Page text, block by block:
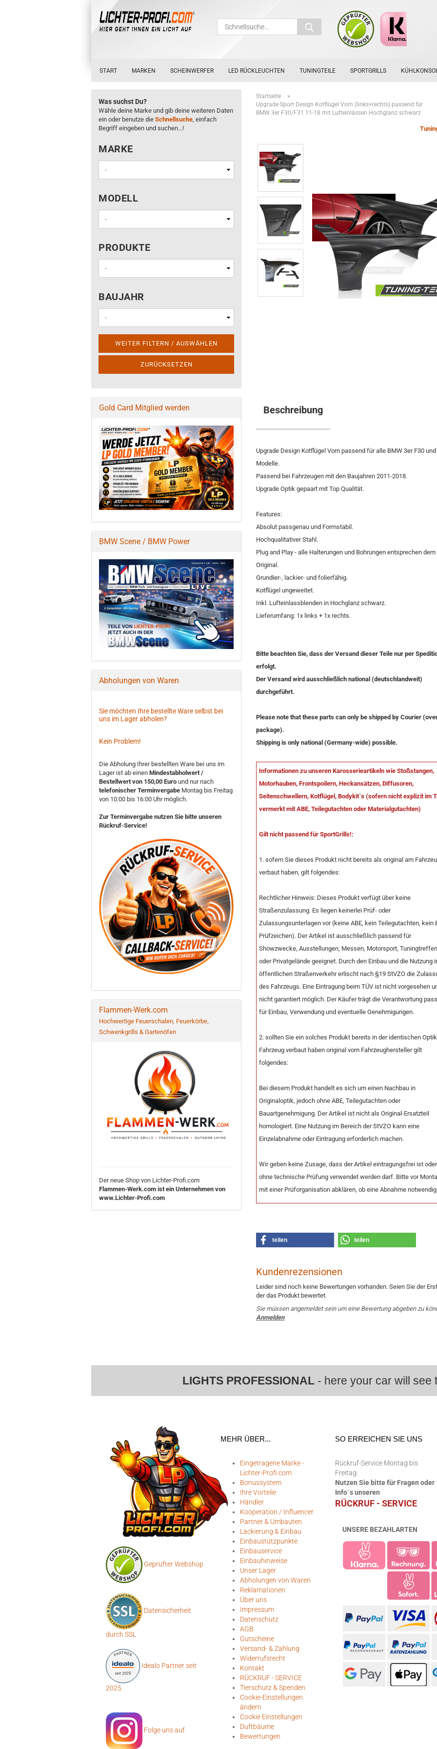
Schnellsuche...
START MARKEN SCHEINWERFER LED RÜCKLEUCHTEN TUNINGTEILE SPORTGRILLS
Startseite »
Upgrade Sport Design Kotflügel Vorn (links+rechts) passend für
BMW 3er F30/F31 11-18 mit Lufteinlässen Hochglanz schwarz
Beschreibung
Upgrade Design Kotflügel Vorn passend für alle BMW 3er F30 und
Modelle.
Passend bei Fahrzeugen mit den Baujahren 2011-2018.
Upgrade Optik gepaart mit Top Qualität.
Features:
Absolut passgenau und Formstabil.
Hochqualitativer Stahl.
Plug and Play - alle Halterungen und Bohrungen entsprechen dem
Original.
Grundier-, lackier- und folierfähig.
Kotflügel ungeweitet.
Inkl. Lufteinlassblenden in Hochglanz schwarz.
Lieferumfang: 1x links + 1x rechts.
Bitte beachten Sie, dass der Versand dieser Teile nur per
erfolgt.
Der Versand wird ausschließlich national (deutschlandweit)
durchgeführt.
Please note that these parts can only be shipped by Courier
package).
Shipping is only national (Germany-wide) possible.
Informationen zu unseren Karosserieartikeln wie Stoßstangen,
Motorhauben, Frontspoilern, Heckansätzen, Diffusoren,
Seitenschwellern, Kotflügel, Bodykit`s (sofern nicht explizit im
vermerkt mit ABE, Teilegutachten oder Materialgutachten)
Gilt nicht passend für SportGrills!:
1. sofern Sie dieses Produkt nicht bereits als original am
verbaut haben, gilt folgendes:
Rechtlicher Hinweis: Dieses Produkt verfügt über keine
Straßenzulassung. Es liegen keinerlei Prüf- oder
Zulassungsunterlagen vor (keine ABE, kein Teilegutachten, kein
Prüfzeichen). Der Artikel ist ausschließlich passend für
Showzwecke, Ausstellungen, Messen, Motorsport, Tuningtreffen
oder Privatgelände geeignet. Durch den Einbau und die Nutzung
öffentlichen Straßenverkehr erlischt nach §19 StVZO die
des Fahrzeugs. Eine Eintragung beim TÜV ist nicht vorgesehen
nicht garantiert möglich. Der Käufer trägt die Verantwortung
für Einbau, Verwendung und eventuelle Genehmigungen.
2. sollten Sie ein solches Produkt bereits in der identischen
Fahrzeug verbaut haben original vom Fahrzeughersteller gilt
folgendes:
Bei diesem Produkt handelt es sich um einen Nachbau in
Originaloptik, jedoch ohne ABE, Teilegutachten oder
Bauartgenehmigung. Der Artikel ist nicht als Original-Ersatzteil
homologiert. Eine Nutzung im Bereich der StVZO kann eine
Einzelabnahme oder Eintragung erforderlich machen.
Wir geben keine Zusage, dass der Artikel eintragungsfrei ist oder
ohne technische Prüfung verwendet werden darf. Bitte vor
mit einer Prüforganisation abklären, ob eine Abnahme
teilen teilen
Kundenrezensionen
Leider sind noch keine Bewertungen vorhanden. Seien Sie der
der das Produkt bewertet.
Sie müssen angemeldet sein um eine Bewertung abgeben zu
Anmelden
Was suchst Du?
Wähle deine Marke und gib deine weiteren Daten
ein oder benutze die Schnellsuche, einfach
Begriff eingeben und suchen...!
MARKE
MARKE
MODELL
MODELL
PRODUKTE
PRODUKTE
BAUJAHR
BAUJAHR
WEITER FILTERN / AUSWÄHLEN
ZURÜCKSETZEN
Gold Card Mitglied werden
BMW Scene / BMW Power
Abholungen von Waren
Sie möchten Ihre bestellte Ware selbst bei
uns im Lager abholen?
Kein Problem!
Die Abholung Ihrer bestellten Ware bei uns im
Lager ist ab einen Mindestabholwert /
Bestellwert von 150,00 Euro und nur nach
telefonischer Terminvergabe Montag bis Freitag
von 10:00 bis 16:00 Uhr möglich.
Zur Terminvergabe nutzen Sie bitte unseren
Rückruf-Service!
Flammen-Werk.com
Hochwertige Feuerschalen, Feuerkörbe,
Schwenkgrills & Gartenöfen
Der neue Shop von Lichter-Profi.com
Flammen-Werk.com ist ein Unternehmen von
www.Lichter-Profi.com
LIGHTS PROFESSIONAL- here your car will see
Geprüfter Webshop
Datensicherheit
durch SSL
Idealo Partner seit
2025
Folge uns auf
MEHR ÜBER...
Eingetragene Marke -
Lichter-Profi.com
Bonussystem
Ihre Vorteile
Händler
Kooperation / Influencer
Partner & Umbauten
Lackierung & Einbau
Einbaustützpunkte
Einbauservice
Einbauhinweise
Unser Lager
Abholungen von Waren
Reklamationen
Über uns
Impressum
Datenschutz
AGB
Gutscheine
Versand- & Zahlung
Widerrufsrecht
Kontakt
RÜCKRUF - SERVICE
Tierschutz & Spenden
Cookie-Einstellungen
ändern
Cookie Einstellungen
Duftbäume
Bewertungen
SO ERREICHEN SIE UNS
Rückruf-Service Montag bis
Freitag:
Nutzen Sie bitte für Fragen oder
Info`s unseren
RÜCKRUF - SERVICE
UNSERE BEZAHLARTEN